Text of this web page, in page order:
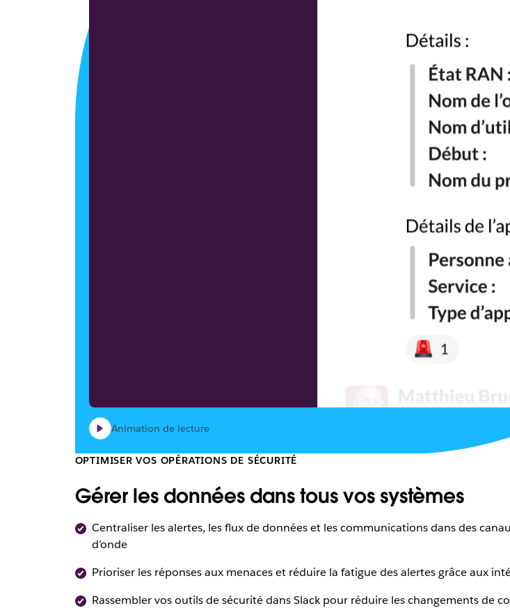
Animation de lecture
OPTIMISER VOS OPÉRATIONS DE SÉCURITÉ
Gérer les données dans tous vos systèmes
Centraliser les alertes, les flux de données et les communications dans des
d’onde
Prioriser les réponses aux menaces et réduire la fatigue des alertes grâce aux
Rassembler vos outils de sécurité dans Slack pour réduire les changements de